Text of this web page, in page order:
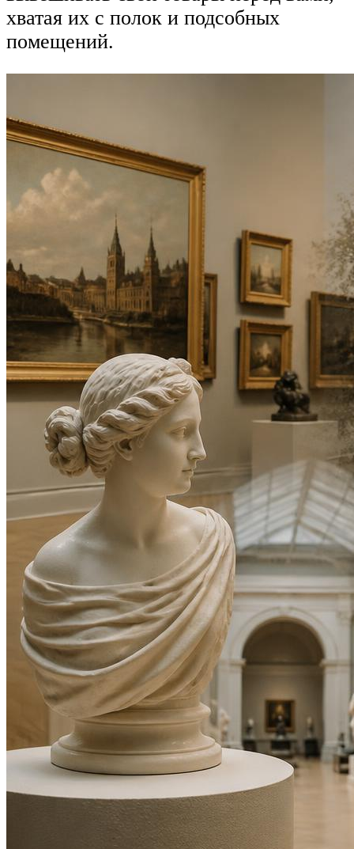
хватая их с полок и подсобных
помещений.